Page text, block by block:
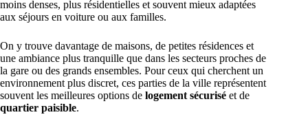
moins denses, plus résidentielles et souvent mieux adaptées
aux séjours en voiture ou aux familles.
On y trouve davantage de maisons, de petites résidences et
une ambiance plus tranquille que dans les secteurs proches de
la gare ou des grands ensembles. Pour ceux qui cherchent un
environnement plus discret, ces parties de la ville représentent
souvent les meilleures options de logement sécurisé et de
quartier paisible.